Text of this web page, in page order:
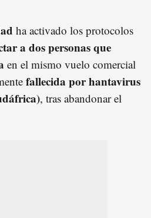
ha activado los protocolos
a dos personas que
en el mismo vuelo comercial
fallecida por hantavirus
, tras abandonar el